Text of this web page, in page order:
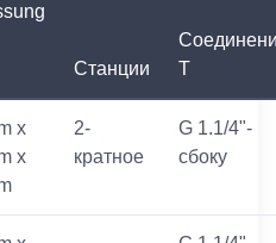
Станции
T
x
x
2-
кратное
G 1.1/4"-
сбоку